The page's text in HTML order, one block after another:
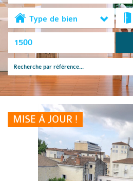
Type de bien
MISE À JOUR !